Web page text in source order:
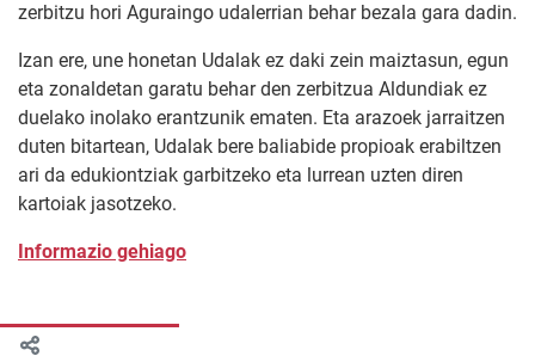
zerbitzu hori Aguraingo udalerrian behar bezala gara dadin.
Izan ere, une honetan Udalak ez daki zein maiztasun, egun
eta zonaldetan garatu behar den zerbitzua Aldundiak ez
duelako inolako erantzunik ematen. Eta arazoek jarraitzen
duten bitartean, Udalak bere baliabide propioak erabiltzen
ari da edukiontziak garbitzeko eta lurrean uzten diren
kartoiak jasotzeko.
Informazio gehiago